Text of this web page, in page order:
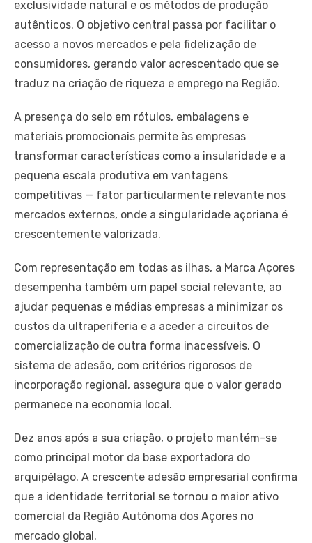
exclusividade natural e os métodos de produção
autênticos. O objetivo central passa por facilitar o
acesso a novos mercados e pela fidelização de
consumidores, gerando valor acrescentado que se
traduz na criação de riqueza e emprego na Região.
A presença do selo em rótulos, embalagens e
materiais promocionais permite às empresas
transformar características como a insularidade e a
pequena escala produtiva em vantagens
competitivas — fator particularmente relevante nos
mercados externos, onde a singularidade açoriana é
crescentemente valorizada.
Com representação em todas as ilhas, a Marca Açores
desempenha também um papel social relevante, ao
ajudar pequenas e médias empresas a minimizar os
custos da ultraperiferia e a aceder a circuitos de
comercialização de outra forma inacessíveis. O
sistema de adesão, com critérios rigorosos de
incorporação regional, assegura que o valor gerado
permanece na economia local.
Dez anos após a sua criação, o projeto mantém-se
como principal motor da base exportadora do
arquipélago. A crescente adesão empresarial confirma
que a identidade territorial se tornou o maior ativo
comercial da Região Autónoma dos Açores no
mercado global.